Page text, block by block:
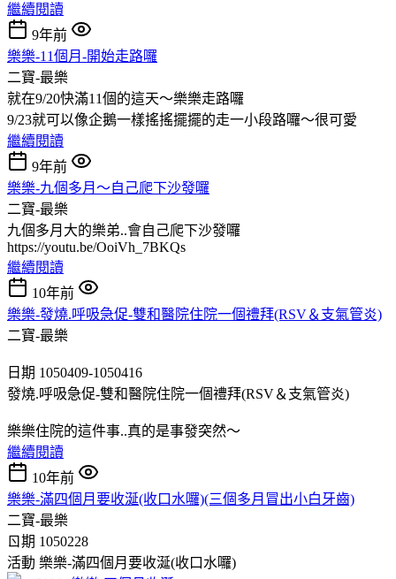
繼續閱讀
9年前
樂樂-11個月-開始走路囉
二寶-最樂
就在9/20快滿11個的這天～樂樂走路囉
9/23就可以像企鵝一樣搖搖擺擺的走一小段路囉～很可愛
繼續閱讀
9年前
樂樂-九個多月～自己爬下沙發囉
二寶-最樂
九個多月大的樂弟..會自己爬下沙發囉
https://youtu.be/OoiVh_7BKQs
繼續閱讀
10年前
樂樂-發燒.呼吸急促-雙和醫院住院一個禮拜(RSV＆支氣管炎)
二寶-最樂
日期 1050409-1050416
發燒.呼吸急促-雙和醫院住院一個禮拜(RSV＆支氣管炎)
樂樂住院的這件事..真的是事發突然～
繼續閱讀
10年前
樂樂-滿四個月要收涎(收口水囉)(三個多月冒出小白牙齒)
二寶-最樂
ㄖ期 1050228
活動 樂樂-滿四個月要收涎(收口水囉)